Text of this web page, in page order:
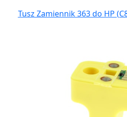
Tusz Zamiennik 363 do HP